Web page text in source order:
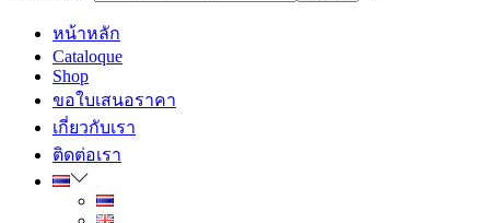
หน้าหลัก
Cataloque
Shop
ขอใบเสนอราคา
เกี่ยวกับเรา
ติดต่อเรา